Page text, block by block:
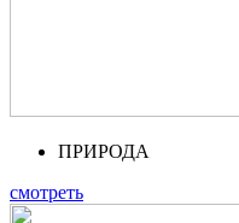
ПРИРОДА
смотреть